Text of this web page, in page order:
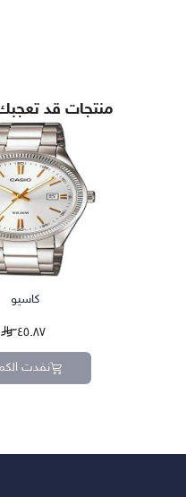
منتجات قد
كاسيو
٣٤٥.٨٧
نفدت